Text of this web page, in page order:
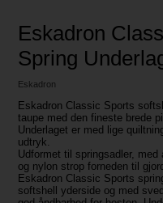
Eskadron
Spring
Eskadron
Eskadron Classic Sports
taupe med den fineste brede
Underlaget er med lige
udtryk.
Udformet til springsadler,
og nylon strop forneden til
Eskadron Classic Sports
softshell yderside og med